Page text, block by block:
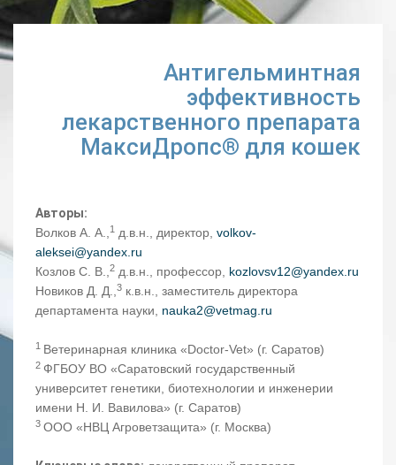
Антигельминтная
эффективность
лекарственного препарата
МаксиДропс® для кошек
Авторы:
Волков А. А.,1 д.в.н., директор, volkov-
aleksei@yandex.ru
Козлов С. В.,2 д.в.н., профессор, kozlovsv12@yandex.ru
Новиков Д. Д.,3 к.в.н., заместитель директора
департамента науки, nauka2@vetmag.ru
1 Ветеринарная клиника «Doctor-Vet» (г. Саратов)
2 ФГБОУ ВО «Саратовский государственный
университет генетики, биотехнологии и инженерии
имени Н. И. Вавилова» (г. Саратов)
3 ООО «НВЦ Агроветзащита» (г. Москва)